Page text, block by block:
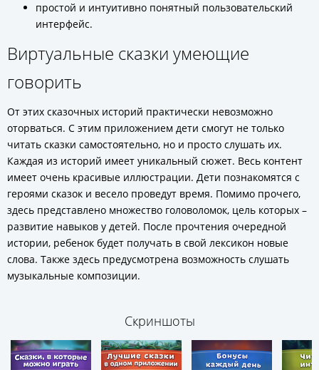
простой и интуитивно понятный пользовательский
интерфейс.
Виртуальные сказки умеющие
говорить
От этих сказочных историй практически невозможно
оторваться. С этим приложением дети смогут не только
читать сказки самостоятельно, но и просто слушать их.
Каждая из историй имеет уникальный сюжет. Весь контент
имеет очень красивые иллюстрации. Дети познакомятся с
героями сказок и весело проведут время. Помимо прочего,
здесь представлено множество головоломок, цель которых –
развитие навыков у детей. После прочтения очередной
истории, ребенок будет получать в свой лексикон новые
слова. Также здесь предусмотрена возможность слушать
музыкальные композиции.
Скриншоты